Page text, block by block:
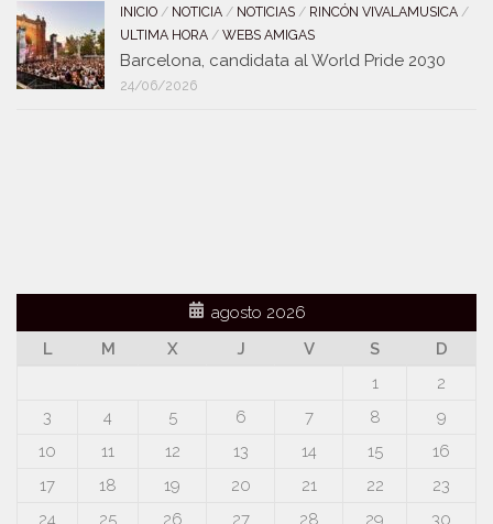
INICIO / NOTICIA / NOTICIAS / RINCÓN VIVALAMUSICA /
ULTIMA HORA / WEBS AMIGAS
Barcelona, candidata al World Pride 2030
24/06/2026
agosto 2026
L
M X J V S
D
1
2
3
4 5 6 7 8
9
10
11 12 13 14 15
16
17
18 19 20 21 22
23
24
25 26 27 28 29
30